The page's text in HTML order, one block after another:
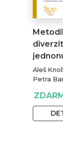
Aleš
Petra